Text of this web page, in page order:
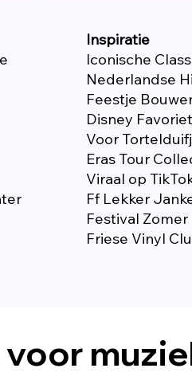
Inspiratie
Iconische
Nederlandse
Feestje
Disney
Voor
Eras Tour
Viraal op
Ff Lekker
Festival Zomer
Friese Vinyl
voor